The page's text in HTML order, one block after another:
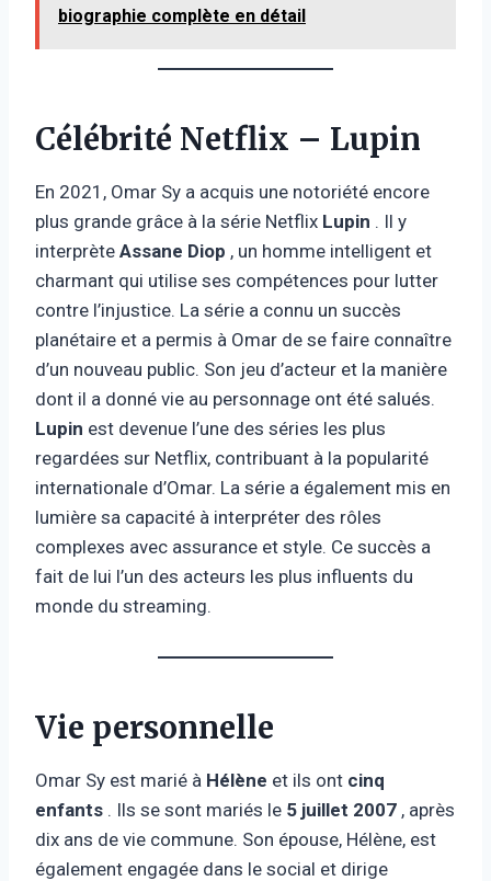
biographie complète en détail
Célébrité Netflix – Lupin
En 2021, Omar Sy a acquis une notoriété encore
plus grande grâce à la série Netflix Lupin . Il y
interprète Assane Diop , un homme intelligent et
charmant qui utilise ses compétences pour lutter
contre l’injustice. La série a connu un succès
planétaire et a permis à Omar de se faire connaître
d’un nouveau public. Son jeu d’acteur et la manière
dont il a donné vie au personnage ont été salués.
Lupin est devenue l’une des séries les plus
regardées sur Netflix, contribuant à la popularité
internationale d’Omar. La série a également mis en
lumière sa capacité à interpréter des rôles
complexes avec assurance et style. Ce succès a
fait de lui l’un des acteurs les plus influents du
monde du streaming.
Vie personnelle
Omar Sy est marié à Hélène et ils ont cinq
enfants . Ils se sont mariés le 5 juillet 2007 , après
dix ans de vie commune. Son épouse, Hélène, est
également engagée dans le social et dirige